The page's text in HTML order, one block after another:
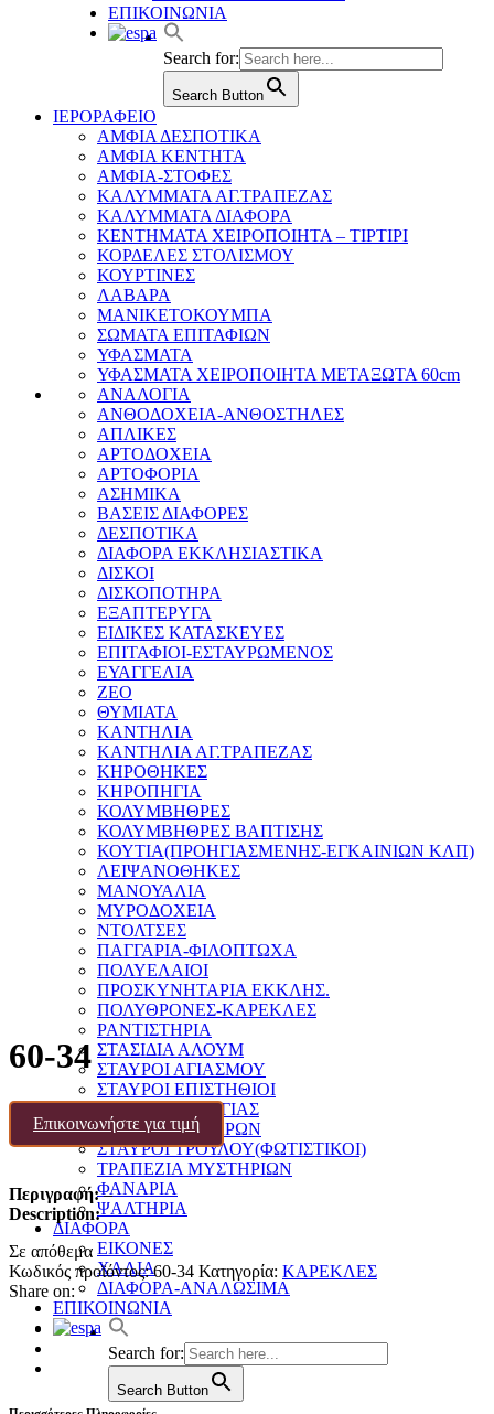
ΕΠΙΚΟΙΝΩΝΙΑ
Search for:
Search Button
ΙΕΡΟΡΑΦΕΙΟ
ΑΜΦΙΑ ΔΕΣΠΟΤΙΚΑ
ΑΜΦΙΑ ΚΕΝΤΗΤΑ
ΑΜΦΙΑ-ΣΤΟΦΕΣ
ΚΑΛΥΜΜΑΤΑ ΑΓ.ΤΡΑΠΕΖΑΣ
ΚΑΛΥΜΜΑΤΑ ΔΙΑΦΟΡΑ
ΚΕΝΤΗΜΑΤΑ ΧΕΙΡΟΠΟΙΗΤΑ – ΤΙΡΤΙΡΙ
ΚΟΡΔΕΛΕΣ ΣΤΟΛΙΣΜΟΥ
ΚΟΥΡΤΙΝΕΣ
ΛΑΒΑΡΑ
ΜΑΝΙΚΕΤΟΚΟΥΜΠΑ
ΣΩΜΑΤΑ ΕΠΙΤΑΦΙΩΝ
ΥΦΑΣΜΑΤΑ
ΥΦΑΣΜΑΤΑ ΧΕΙΡΟΠΟΙΗΤΑ ΜΕΤΑΞΩΤΑ 60cm
ΑΝΑΛΟΓΙΑ
ΑΝΘΟΔΟΧΕΙΑ-ΑΝΘΟΣΤΗΛΕΣ
ΑΠΛΙΚΕΣ
ΑΡΤΟΔΟΧΕΙΑ
ΑΡΤΟΦΟΡΙΑ
ΑΣΗΜΙΚΑ
ΒΑΣΕΙΣ ΔΙΑΦΟΡΕΣ
ΔΕΣΠΟΤΙΚΑ
ΔΙΑΦΟΡΑ ΕΚΚΛΗΣΙΑΣΤΙΚΑ
ΔΙΣΚΟΙ
ΔΙΣΚΟΠΟΤΗΡΑ
ΕΞΑΠΤΕΡΥΓΑ
ΕΙΔΙΚΕΣ ΚΑΤΑΣΚΕΥΕΣ
ΕΠΙΤΑΦΙΟΙ-ΕΣΤΑΥΡΩΜΕΝΟΣ
ΕΥΑΓΓΕΛΙΑ
ΖΕΟ
ΘΥΜΙΑΤΑ
ΚΑΝΤΗΛΙΑ
ΚΑΝΤΗΛΙΑ ΑΓ.ΤΡΑΠΕΖΑΣ
ΚΗΡΟΘΗΚΕΣ
ΚΗΡΟΠΗΓΙΑ
ΚΟΛΥΜΒΗΘΡΕΣ
ΚΟΛΥΜΒΗΘΡΕΣ ΒΑΠΤΙΣΗΣ
ΚΟΥΤΙΑ(ΠΡΟΗΓΙΑΣΜΕΝΗΣ-ΕΓΚΑΙΝΙΩΝ ΚΛΠ)
ΛΕΙΨΑΝΟΘΗΚΕΣ
ΜΑΝΟΥΑΛΙΑ
ΜΥΡΟΔΟΧΕΙΑ
ΝΤΟΛΤΣΕΣ
ΠΑΓΓΑΡΙΑ-ΦΙΛΟΠΤΩΧΑ
ΠΟΛΥΕΛΑΙΟΙ
ΠΡΟΣΚΥΝΗΤΑΡΙΑ ΕΚΚΛΗΣ.
ΠΟΛΥΘΡΟΝΕΣ-ΚΑΡΕΚΛΕΣ
ΡΑΝΤΙΣΤΗΡΙΑ
ΣΤΑΣΙΔΙΑ ΑΛΟΥΜ
ΣΤΑΥΡΟΙ ΑΓΙΑΣΜΟΥ
ΣΤΑΥΡΟΙ ΕΠΙΣΤΗΘΙΟΙ
ΣΤΑΥΡΟΙ ΕΥΛΟΓΙΑΣ
ΣΤΑΥΡΟΙ ΛΑΒΑΡΩΝ
ΣΤΑΥΡΟΙ ΤΡΟΥΛΟΥ(ΦΩΤΙΣΤΙΚΟΙ)
ΤΡΑΠΕΖΙΑ ΜΥΣΤΗΡΙΩΝ
ΦΑΝΑΡΙΑ
ΨΑΛΤΗΡΙΑ
ΔΙΑΦΟΡΑ
ΕΙΚΟΝΕΣ
ΧΑΛΙΑ
ΔΙΑΦΟΡΑ-ΑΝΑΛΩΣΙΜΑ
ΕΠΙΚΟΙΝΩΝΙΑ
Search for:
Search Button
60-34
Επικοινωνήστε για τιμή
Περιγραφή:–
Description:
Σε απόθεμα
Κωδικός προϊόντος:60-34 Κατηγορία: ΚΑΡΕΚΛΕΣ
Share on: